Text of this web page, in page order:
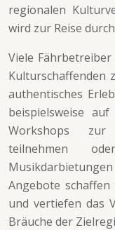
regionalen
wird zur Reise
Viele
Kulturschaffenden
authentisches
beispielsweise
Workshops zur
teilnehmen
Angebote
und vertiefen das
Bräuche der